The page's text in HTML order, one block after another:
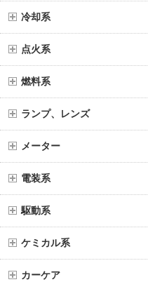
冷却系
点火系
燃料系
ランプ、レンズ
メーター
電装系
駆動系
ケミカル系
カーケア